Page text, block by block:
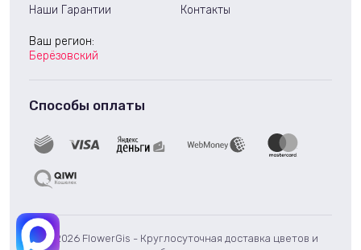
© 2026 FlowerGis - Круглосуточная доставка цветов и
Наши Гарантии Контакты
Ваш регион:
Берёзовский
Способы оплаты